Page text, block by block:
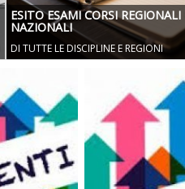
ESITO ESAMI CORSI REGIONALI
NAZIONALI
DI TUTTE LE DISCIPLINE E REGIONI